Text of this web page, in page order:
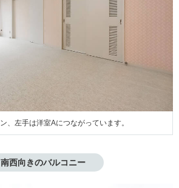
、左手は洋室Aにつながっています。
南西向きのバルコニー